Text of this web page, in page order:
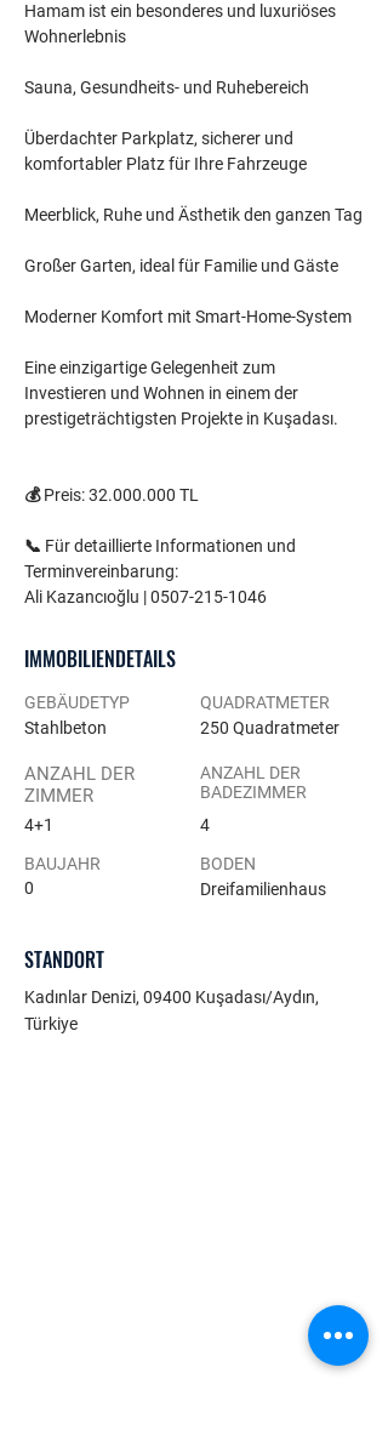
Hamam ist ein besonderes und luxuriöses
Wohnerlebnis
Sauna, Gesundheits- und Ruhebereich
Überdachter Parkplatz, sicherer und
komfortabler Platz für Ihre Fahrzeuge
Meerblick, Ruhe und Ästhetik den ganzen Tag
Großer Garten, ideal für Familie und Gäste
Moderner Komfort mit Smart-Home-System
Eine einzigartige Gelegenheit zum
Investieren und Wohnen in einem der
prestigeträchtigsten Projekte in Kuşadası.
💰 Preis: 32.000.000 TL
📞 Für detaillierte Informationen und
Terminvereinbarung:
Ali Kazancıoğlu | 0507-215-1046
IMMOBILIENDETAILS
GEBÄUDETYP
Stahlbeton
ANZAHL DER
ZIMMER
4+1
BAUJAHR
0
QUADRATMETER
250 Quadratmeter
ANZAHL DER
BADEZIMMER
4
BODEN
Dreifamilienhaus
STANDORT
Kadınlar Denizi, 09400 Kuşadası/Aydın,
Türkiye